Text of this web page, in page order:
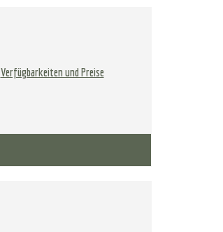
Verfügbarkeiten und Preise